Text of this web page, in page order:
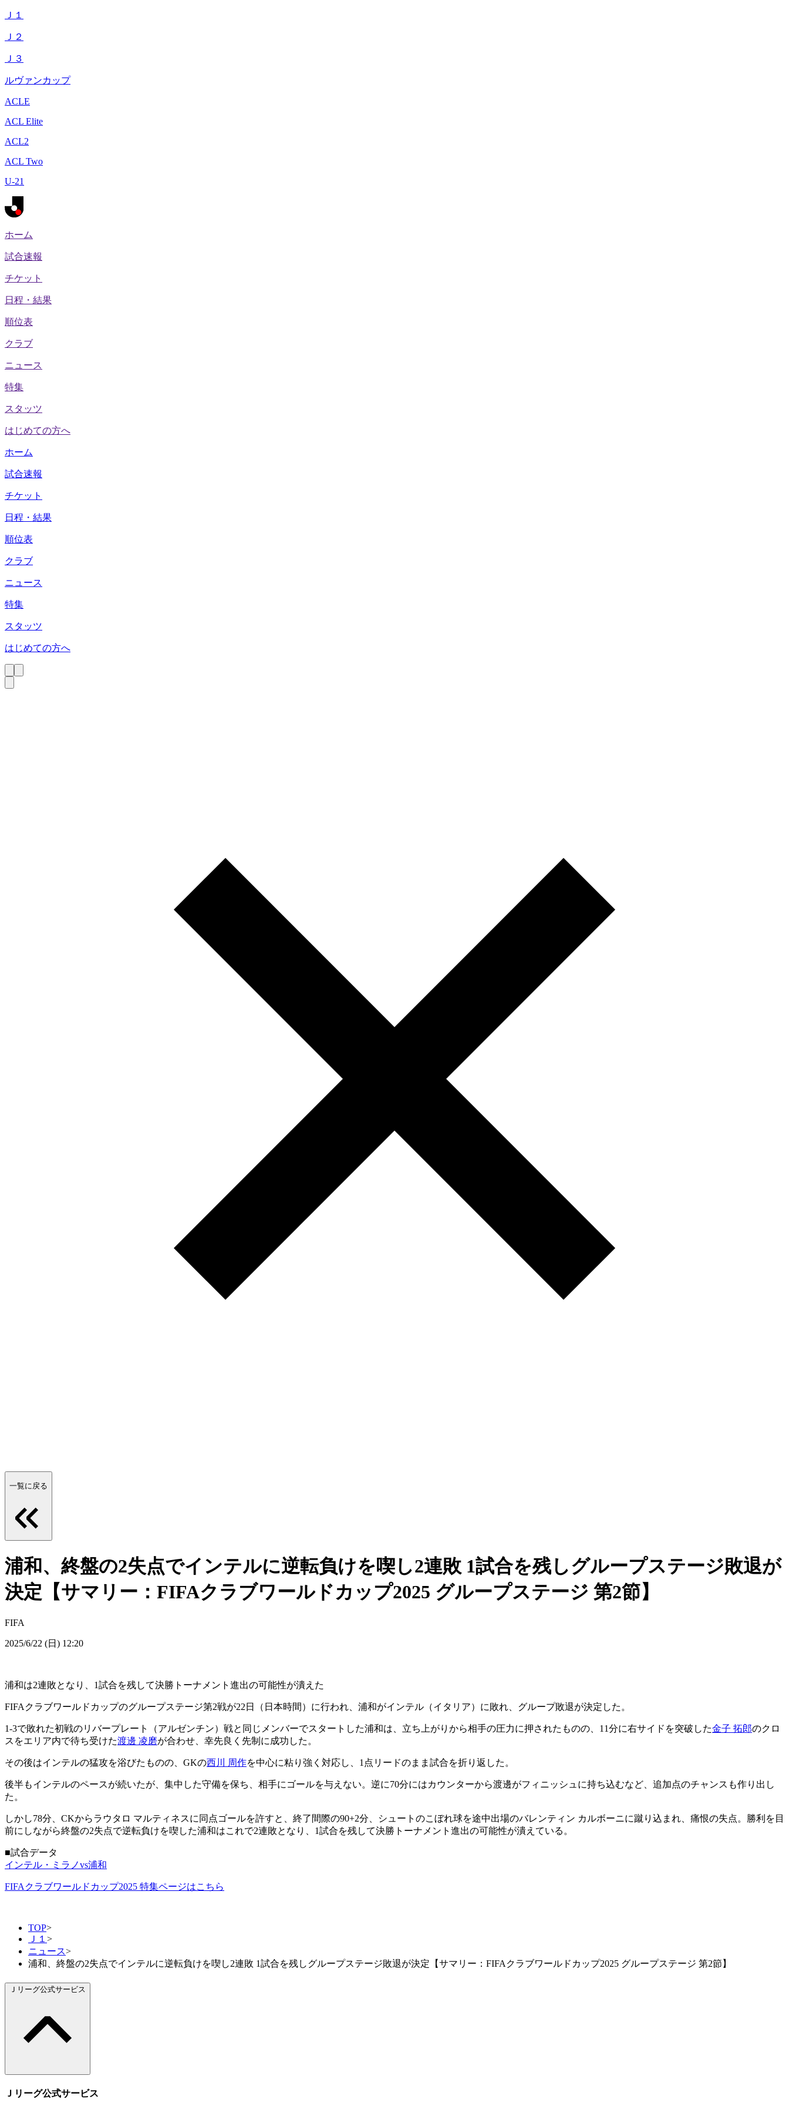
Ｊ１
Ｊ２
Ｊ３
ルヴァンカップ
ACLE
ACL Elite
ACL2
ACL Two
U-21
ホーム
試合速報
チケット
日程・結果
順位表
クラブ
ニュース
特集
スタッツ
はじめての方へ
ホーム
試合速報
チケット
日程・結果
順位表
クラブ
ニュース
特集
スタッツ
はじめての方へ
一覧に戻る
浦和、終盤の2失点でインテルに逆転負けを喫し2連敗 1試合を残しグループステージ敗退が
決定【サマリー：FIFAクラブワールドカップ2025 グループステージ 第2節】
FIFA
2025/6/22 (日) 12:20
浦和は2連敗となり、1試合を残して決勝トーナメント進出の可能性が潰えた
FIFAクラブワールドカップのグループステージ第2戦が22日（日本時間）に行われ、浦和がインテル（イタリア）に敗れ、グループ敗退が決定した。
1-3で敗れた初戦のリバープレート（アルゼンチン）戦と同じメンバーでスタートした浦和は、立ち上がりから相手の圧力に押されたものの、11分に右サイドを突破した金子 拓郎のクロ
スをエリア内で待ち受けた渡邊 凌磨が合わせ、幸先良く先制に成功した。
その後はインテルの猛攻を浴びたものの、GKの西川 周作を中心に粘り強く対応し、1点リードのまま試合を折り返した。
後半もインテルのペースが続いたが、集中した守備を保ち、相手にゴールを与えない。逆に70分にはカウンターから渡邊がフィニッシュに持ち込むなど、追加点のチャンスも作り出し
た。
しかし78分、CKからラウタロ マルティネスに同点ゴールを許すと、終了間際の90+2分、シュートのこぼれ球を途中出場のバレンティン カルボーニに蹴り込まれ、痛恨の失点。勝利を目
前にしながら終盤の2失点で逆転負けを喫した浦和はこれで2連敗となり、1試合を残して決勝トーナメント進出の可能性が潰えている。
■試合データ
インテル・ミラノvs浦和
FIFAクラブワールドカップ2025 特集ページはこちら
TOP>
Ｊ１ >
ニュース>
浦和、終盤の2失点でインテルに逆転負けを喫し2連敗 1試合を残しグループステージ敗退が決定【サマリー：FIFAクラブワールドカップ2025 グループステージ 第2節】
Ｊリーグ公式サービス
Ｊリーグ公式サービス